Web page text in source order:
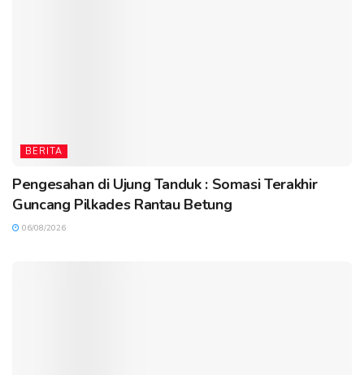
BERITA
Pengesahan di Ujung Tanduk : Somasi Terakhir
Guncang Pilkades Rantau Betung
06/08/2026